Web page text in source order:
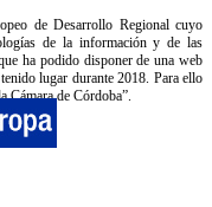
de Desarrollo Regional cuyo
de la información y de las
ha podido disponer de una web
lugar durante 2018. Para ello
Cámara de Córdoba”.